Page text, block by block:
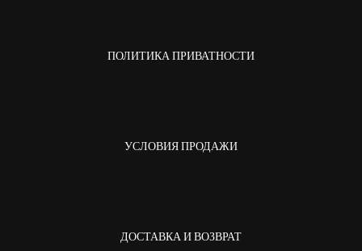
ПОЛИТИКА ПРИВАТНОСТИ
УСЛОВИЯ ПРОДАЖИ
ДОСТАВКА И ВОЗВРАТ